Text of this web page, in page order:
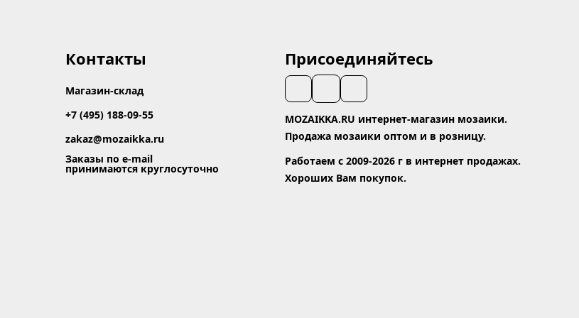
Контакты
Магазин-склад
+7 (495) 188-09-55
zakaz@mozaikka.ru
Заказы по e-mail
принимаются круглосуточно
Присоединяйтесь
MOZAIKKA.RU интернет-магазин мозаики.
Продажа мозаики оптом и в розницу.
Работаем с 2009-2026 г в интернет продажах.
Хороших Вам покупок.